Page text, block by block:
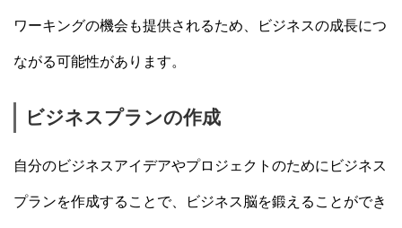
ワーキングの機会も提供されるため、ビジネスの成長につ
ながる可能性があります。
ビジネスプランの作成
自分のビジネスアイデアやプロジェクトのためにビジネス
プランを作成することで、ビジネス脳を鍛えることができ